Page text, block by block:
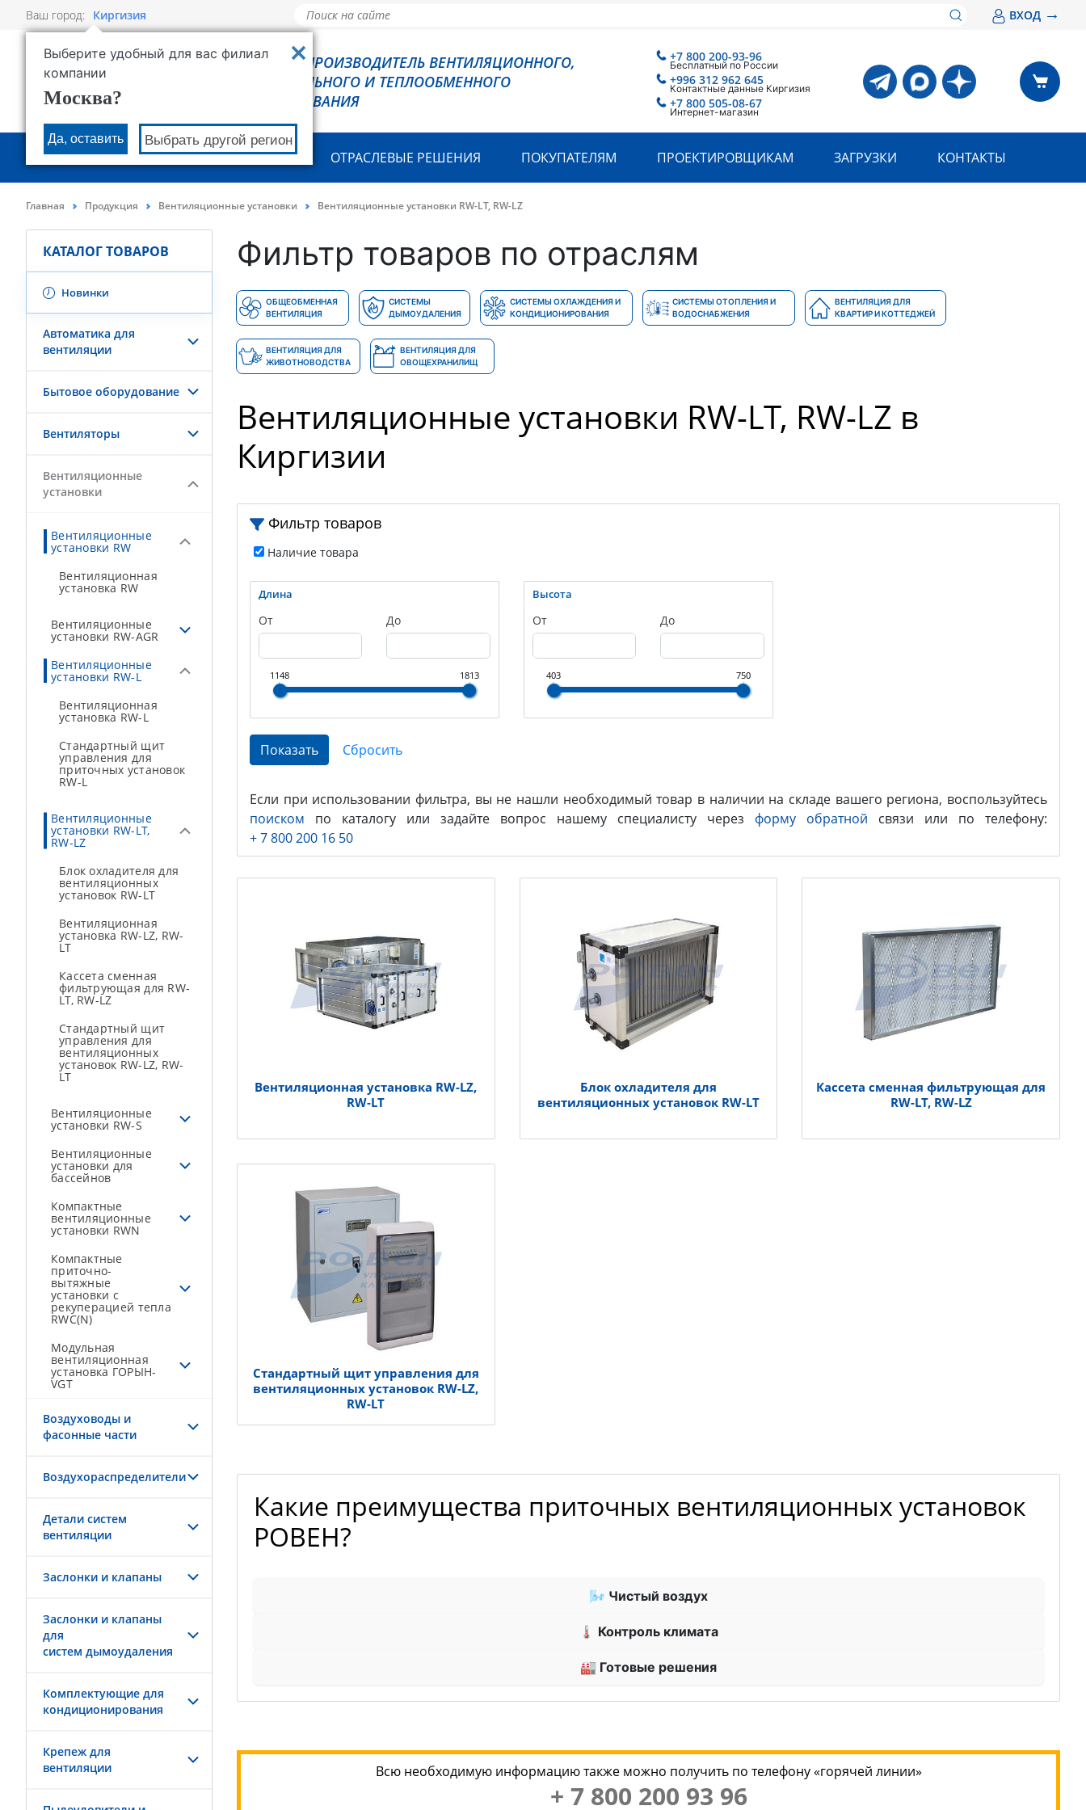
Ваш город: Киргизия
Выберите удобный для вас филиал
компании
Москва?
Да, оставить Выбрать другой регион
ВХОД →
РОВЕН - ПРОИЗВОДИТЕЛЬ ВЕНТИЛЯЦИОННОГО,
ХОЛОДИЛЬНОГО И ТЕПЛООБМЕННОГО
ОБОРУДОВАНИЯ
+7 800 200-93-96
Бесплатный по России
+7 800 505-08-67
Интернет-магазин
+996 312 962 645
Контактные данные Киргизия
О КОМПАНИИ ПРОДУКЦИЯ ОТРАСЛЕВЫЕ РЕШЕНИЯ ПОКУПАТЕЛЯМ ПРОЕКТИРОВЩИКАМ ЗАГРУЗКИ КОНТАКТЫ
Главная Продукция Вентиляционные установки Вентиляционные установки RW-LT, RW-LZ
КАТАЛОГ ТОВАРОВ
Новинки
Автоматика для
вентиляции
Бытовое оборудование
Вентиляторы
Вентиляционные
установки
Вентиляционные
установки RW
Вентиляционная
установка RW
Вентиляционные
установки RW-AGR
Вентиляционные
установки RW-L
Вентиляционная
установка RW-L
Стандартный щит
управления для
приточных установок
RW-L
Вентиляционные
установки RW-LT,
RW-LZ
Блок охладителя для
вентиляционных
установок RW-LT
Вентиляционная
установка RW-LZ, RW-
LT
Кассета сменная
фильтрующая для RW-
LT, RW-LZ
Стандартный щит
управления для
вентиляционных
установок RW-LZ, RW-
LT
Вентиляционные
установки RW-S
Вентиляционные
установки для
бассейнов
Компактные
вентиляционные
установки RWN
Компактные
приточно-
вытяжные
установки с
рекуперацией тепла
RWC(N)
Модульная
вентиляционная
установка ГОРЫН-
VGT
Воздуховоды и
фасонные части
Воздухораспределители
Детали систем
вентиляции
Заслонки и клапаны
Заслонки и клапаны
для
систем дымоудаления
Комплектующие для
кондиционирования
Крепеж для
вентиляции
Фильтр товаров по отраслям
ОБЩЕОБМЕННАЯ
ВЕНТИЛЯЦИЯ
СИСТЕМЫ
ДЫМОУДАЛЕНИЯ
СИСТЕМЫ ОХЛАЖДЕНИЯ И
КОНДИЦИОНИРОВАНИЯ
СИСТЕМЫ ОТОПЛЕНИЯ И
ВОДОСНАБЖЕНИЯ
ВЕНТИЛЯЦИЯ ДЛЯ
КВАРТИР И КОТТЕДЖЕЙ
ВЕНТИЛЯЦИЯ ДЛЯ
ЖИВОТНОВОДСТВА
ВЕНТИЛЯЦИЯ ДЛЯ
ОВОЩЕХРАНИЛИЩ
Вентиляционные установки RW-LT, RW-LZ в
Киргизии
Фильтр товаров
Наличие товара
Длина
От До
1148 1813
Высота
От До
403 750
Если при использовании фильтра, вы не нашли необходимый товар в наличии на складе вашего региона, воспользуйтесь
поиском по каталогу или задайте вопрос нашему специалисту через форму обратной связи или по телефону:
+ 7 800 200 16 50
Вентиляционная установка RW-LZ,
RW-LT
Блок охладителя для
вентиляционных установок RW-LT
Кассета сменная фильтрующая для
RW-LT, RW-LZ
Стандартный щит управления для
вентиляционных установок RW-LZ,
RW-LT
Какие преимущества приточных вентиляционных установок
РОВЕН?
🌬 Чистый воздух
🌡 Контроль климата
🏭 Готовые решения
Всю необходимую информацию также можно получить по телефону «горячей линии»
+ 7 800 200 93 96